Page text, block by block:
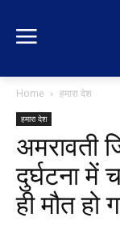
Home हमारा देश
हमारा देश
अमरावती
दुर्घटना में
ही मौत हो